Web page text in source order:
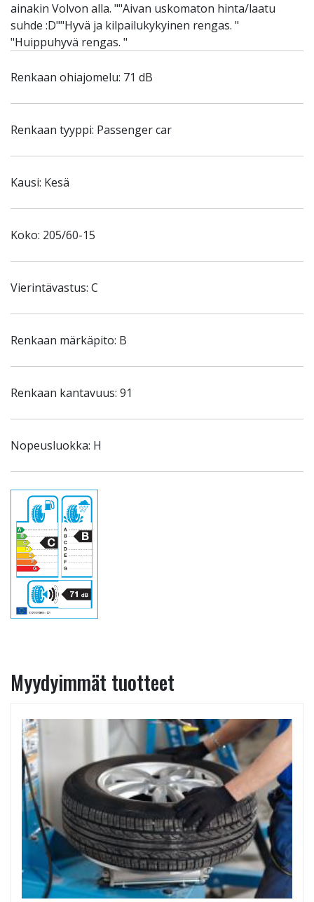
ainakin Volvon alla. ""Aivan uskomaton hinta/laatu
suhde :D""Hyvä ja kilpailukykyinen rengas. "
"Huippuhyvä rengas. "
Renkaan ohiajomelu: 71 dB
Renkaan tyyppi: Passenger car
Kausi: Kesä
Koko: 205/60-15
Vierintävastus: C
Renkaan märkäpito: B
Renkaan kantavuus: 91
Nopeusluokka: H
Myydyimmät tuotteet